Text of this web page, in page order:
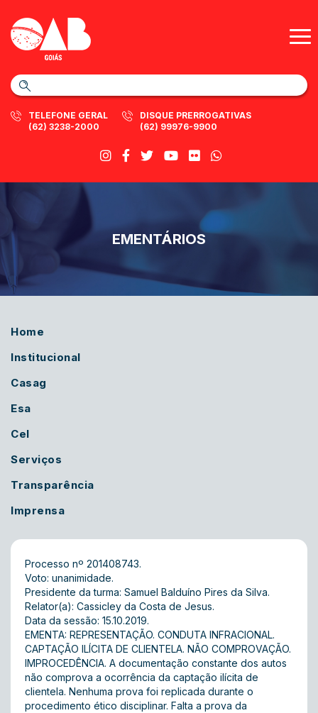
TELEFONE GERAL
(62) 3238-2000
DISQUE PRERROGATIVAS
(62) 99976-9900
EMENTÁRIOS
Home
Institucional
Casag
Esa
Cel
Serviços
Transparência
Imprensa
Processo nº 201408743.
Voto: unanimidade.
Presidente da turma: Samuel Balduíno Pires da Silva.
Relator(a): Cassicley da Costa de Jesus.
Data da sessão: 15.10.2019.
EMENTA: REPRESENTAÇÃO. CONDUTA INFRACIONAL.
CAPTAÇÃO ILÍCITA DE CLIENTELA. NÃO COMPROVAÇÃO.
IMPROCEDÊNCIA. A documentação constante dos autos
não comprova a ocorrência da captação ilícita de
clientela. Nenhuma prova foi replicada durante o
procedimento ético disciplinar. Falta a prova da